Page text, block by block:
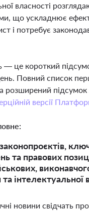
власності
що ускладнює
і потребує
— це короткий
Повний список
розширений підсумок
версії
та правових
інтелектуальної
новини свідчать